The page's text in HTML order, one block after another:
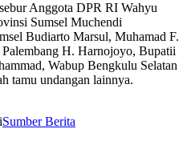
Anggota DPR RI Wahyu
Sumsel Muchendi
Budiarto Marsul, Muhamad F.
H. Harnojoyo, Bupatii
Wabup Bengkulu Selatan
tamu undangan lainnya.
Sumber Berita